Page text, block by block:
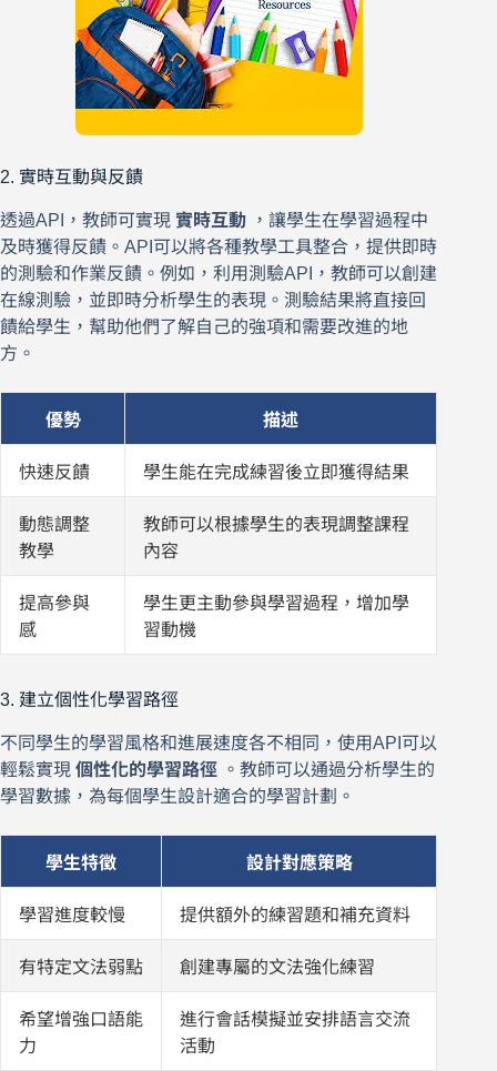
2. 實時互動與反饋
透過API，教師可實現 實時互動 ，讓學生在學習過程中
及時獲得反饋。API可以將各種教學工具整合，提供即時
的測驗和作業反饋。例如，利用測驗API，教師可以創建
在線測驗，並即時分析學生的表現。測驗結果將直接回
饋給學生，幫助他們了解自己的強項和需要改進的地
方。
優勢 描述
快速反饋 學生能在完成練習後立即獲得結果
動態調整
教學
教師可以根據學生的表現調整課程
內容
提高參與
感
學生更主動參與學習過程，增加學
習動機
3. 建立個性化學習路徑
不同學生的學習風格和進展速度各不相同，使用API可以
輕鬆實現 個性化的學習路徑 。教師可以通過分析學生的
學習數據，為每個學生設計適合的學習計劃。
學生特徵 設計對應策略
學習進度較慢 提供額外的練習題和補充資料
有特定文法弱點 創建專屬的文法強化練習
希望增強口語能
力
進行會話模擬並安排語言交流
活動